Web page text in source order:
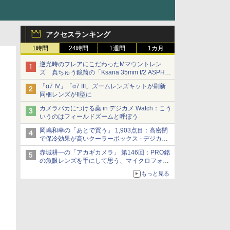
アクセスランキング
1時間 24時間 1週間 1カ月
逆光時のフレアにこだわったMマウントレン
ズ 真ちゅう鏡筒の「Ksana 35mm f/2 ASPH.
シルバークローム」
「α7 IV」「α7 III」ズームレンズキットが刷新
同梱レンズがII型に
カメラバカにつける薬 in デジカメ Watch：こう
いうのはフィールドズームと呼ぼう
岡嶋和幸の「あとで買う」 1,903点目：高密閉
で保冷効果が高いクーラーボックス - デジカメ
Watch
赤城耕一の「アカギカメラ」 第146回：PRO銘
の魚眼レンズを手にして思う、マイクロフォー
もっと見る